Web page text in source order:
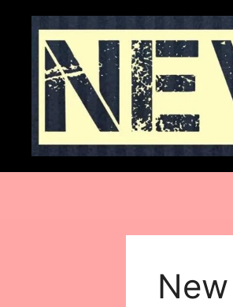
content